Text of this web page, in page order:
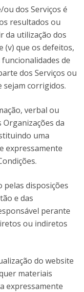
dos Serviços é
resultados ou
da utilização dos
(v) que os defeitos,
de
dos Serviços ou
sejam corrigidos.
verbal ou
da
uma
expressamente
disposições
e das
perante
ou indiretos
do website
materiais
expressamente